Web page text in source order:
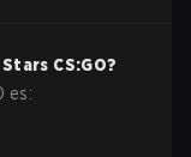
Stars CS:GO?
es: